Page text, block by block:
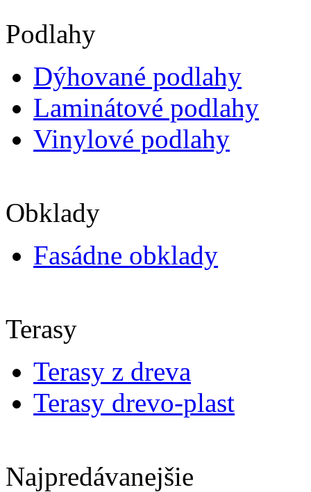
Podlahy
Dýhované podlahy
Laminátové podlahy
Vinylové podlahy
Obklady
Fasádne obklady
Terasy
Terasy z dreva
Terasy drevo-plast
Najpredávanejšie